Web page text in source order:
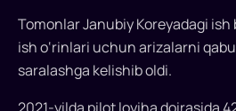
viloyatidan
ishchilar
yollash
Tomonlar Janubiy Koreyadagi
ish o‘rinlari uchun arizalarni
saralashga kelishib oldi.